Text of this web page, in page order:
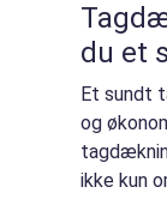
du et
Et sundt
og
ikke kun